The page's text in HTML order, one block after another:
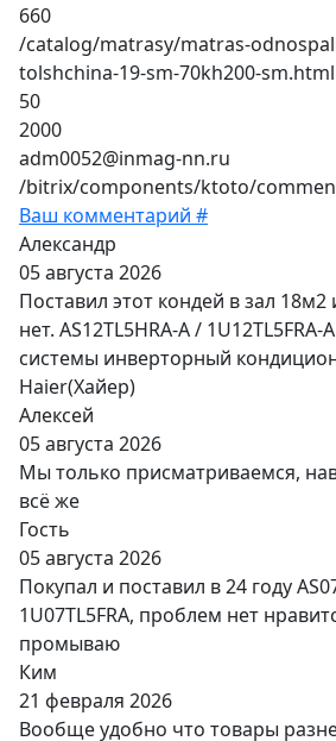
660
/catalog/matrasy/matras-
tolshchina-19-sm-70kh200-sm.html
50
2000
adm0052@inmag-nn.ru
/bitrix/components/ktoto/
Ваш комментарий #
Александр
05 августа 2026
Поставил этот кондей в зал
нет. AS12TL5HRA-A /
системы инверторный
Haier(Хайер)
Алексей
05 августа 2026
Мы только присматриваемся,
всё же
Гость
05 августа 2026
Покупал и поставил в 24 году
1U07TL5FRA, проблем нет
промываю
Ким
21 февраля 2026
Вообще удобно что товары